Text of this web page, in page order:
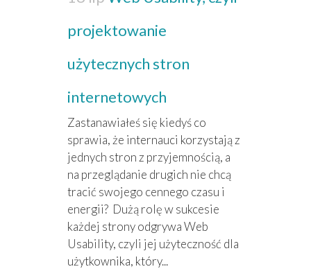
projektowanie
użytecznych stron
internetowych
Zastanawiałeś się kiedyś co
sprawia, że internauci korzystają z
jednych stron z przyjemnością, a
na przeglądanie drugich nie chcą
tracić swojego cennego czasu i
energii? Dużą rolę w sukcesie
każdej strony odgrywa Web
Usability, czyli jej użyteczność dla
użytkownika, który...